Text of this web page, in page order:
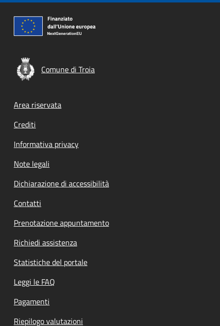
Comune di Troia
Footer menu
Area riservata
Crediti
Informativa privacy
Note legali
Dichiarazione di accessibilità
Contatti
Prenotazione appuntamento
Richiedi assistenza
Statistiche del portale
Leggi le FAQ
Pagamenti
Riepilogo valutazioni